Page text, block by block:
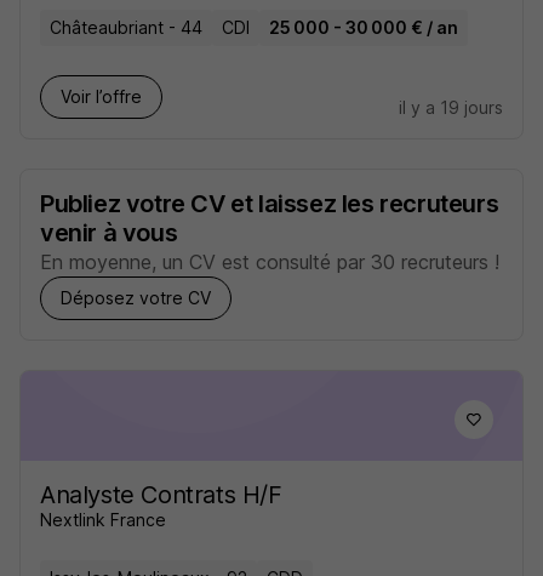
Châteaubriant - 44 CDI 25 000 - 30 000 € / an
Voir l’offre
il y a 19 jours
Publiez votre CV et laissez les recruteurs
venir à vous
En moyenne, un CV est consulté par 30 recruteurs !
Déposez votre CV
Analyste Contrats H/F
Nextlink France